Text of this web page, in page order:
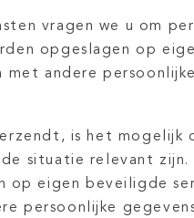
vragen we u om
opgeslagen op
andere
is het mogelijk
situatie relevant
eigen beveiligde
persoonlijke